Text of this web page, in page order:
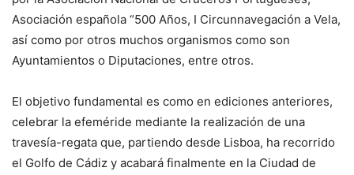
Asociación española “500 Años, I Circunnavegación a Vela,
así como por otros muchos organismos como son
Ayuntamientos o Diputaciones, entre otros.
El objetivo fundamental es como en ediciones anteriores,
celebrar la efeméride mediante la realización de una
travesía-regata que, partiendo desde Lisboa, ha recorrido
el Golfo de Cádiz y acabará finalmente en la Ciudad de